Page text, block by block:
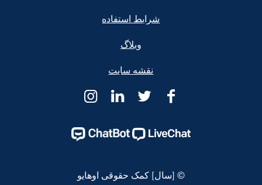
شرایط استفاده
وبلاگ
نقشه سایت
کمک
اوهایو
Page
کمک
اوهایو
Page
کمک
اوهایو
Page
کمک
اوهایو
Page
© [سال] کمک حقوقی اوهایو